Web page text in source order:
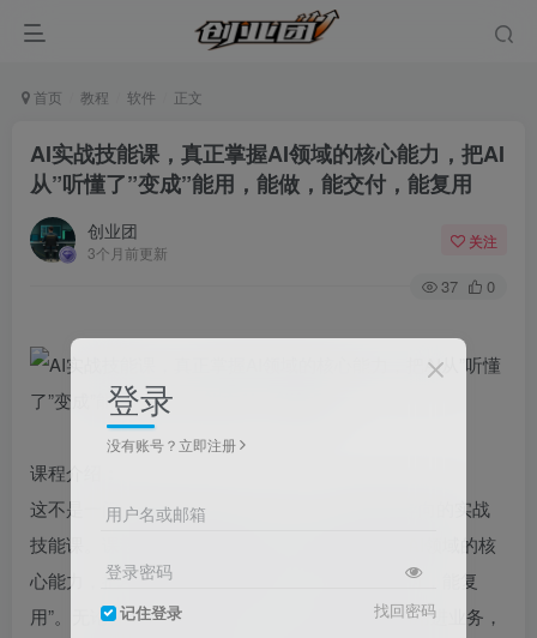
首页 教程 软件 正文
AI实战技能课，真正掌握AI领域的核心能力，把AI
从”听懂了”变成”能用，能做，能交付，能复用
创业团
3个月前更新
关注
37 0
课程介绍：
这不是一门”讲概念”的AI课，而是一门以结果为导向的实战
技能课。课程核心目标很明确：帮助你真正掌握AI领域的核
心能力，把AI从”听懂了”变成”能用，能做，能交付，能复
用”。无论你是个人想提升能力，还是企业想把AI用进业务，
登录
没有账号？立即注册
用户名或邮箱
登录密码
记住登录 找回密码